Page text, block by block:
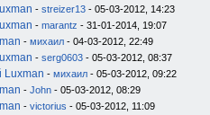
- streizer13 - 05-03-2012, 14:23
- marantz - 31-01-2014, 19:07
- михаил - 04-03-2012, 22:49
- serg0603 - 05-03-2012, 08:37
Luxman - михаил - 05-03-2012, 09:22
- John - 05-03-2012, 08:29
- victorius - 05-03-2012, 11:09